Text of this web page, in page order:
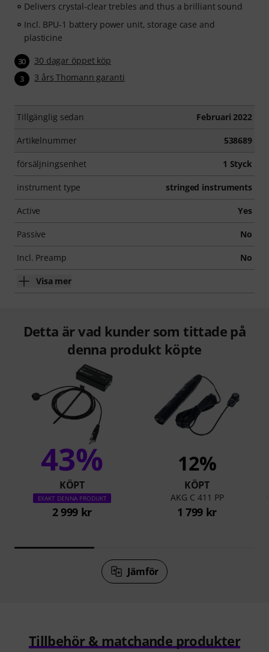
Delivers crystal-clear trebles and thus a brilliant sound
Incl. BPU-1 battery power unit, storage case and
plasticine
30 30 dagar öppet köp
3 3 års Thomann garanti
Tillgänglig sedan Februari 2022
Artikelnummer 538689
försäljningsenhet 1 Styck
instrument type stringed instruments
Active Yes
Passive No
Incl. Preamp No
Visa mer
Detta är vad kunder som tittade på
denna produkt köpte
43%
KÖPT
EXAKT DENNA PRODUKT
2 999 kr
12%
KÖPT
AKG C 411 PP
1 799 kr
Jämför
Tillbehör & matchande produkter